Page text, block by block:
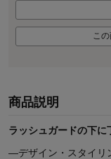
こ
商品説明
ラッシュガードの下に
―デザイン・スタイ